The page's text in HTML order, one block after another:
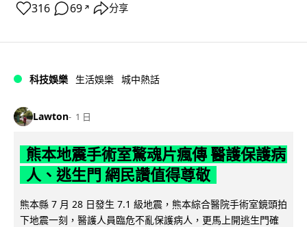
316 69 ↗ 分享
科技娛樂 生活娛樂 城中熱話
Lawton 1 日
熊本地震手術室驚魂片瘋傳 醫護保護病
人、逃生門 網民讚值得尊敬
熊本縣 7 月 28 日發生 7.1 級地震，熊本綜合醫院手術室鏡頭拍
下地震一刻，醫護人員臨危不亂保護病人，更馬上開逃生門確